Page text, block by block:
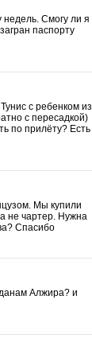
Смогу ли я
паспорту
с ребенком из
с пересадкой)
по прилёту? Есть
Мы купили
не чартер. Нужна
Спасибо
Алжира? и